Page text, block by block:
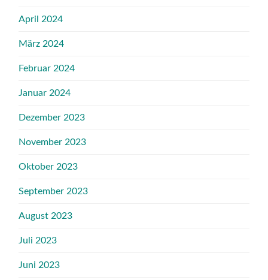
April 2024
März 2024
Februar 2024
Januar 2024
Dezember 2023
November 2023
Oktober 2023
September 2023
August 2023
Juli 2023
Juni 2023